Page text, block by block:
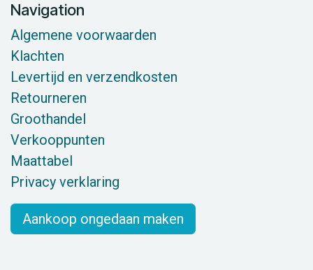
Navigation
Algemene voorwaarden
Klachten
Levertijd en verzendkosten
Retourneren
Groothandel
Verkooppunten
Maattabel
Privacy verklaring
Aankoop ongedaan maken